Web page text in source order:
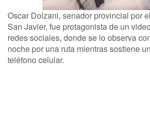
Oscar Dolzani, senador provincial por
San Javier, fue protagonista de un
redes sociales, donde se lo observa
noche por una ruta mientras sostiene
teléfono celular.